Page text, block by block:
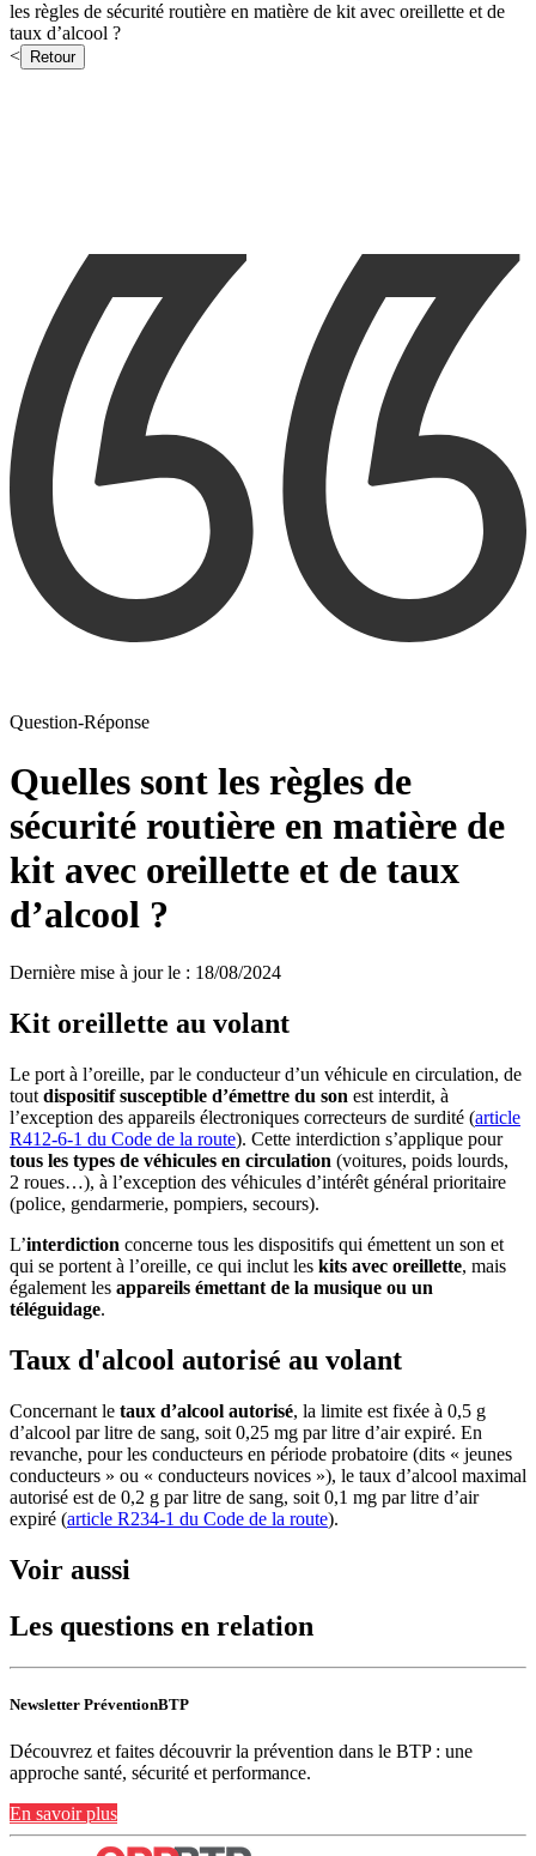
les règles de sécurité routière en matière de kit avec oreillette et de
taux d’alcool ?
<
Retour
Question-Réponse
Quelles sont les règles de
sécurité routière en matière de
kit avec oreillette et de taux
d’alcool ?
Dernière mise à jour le : 18/08/2024
Kit oreillette au volant
Le port à l’oreille, par le conducteur d’un véhicule en circulation, de
tout dispositif susceptible d’émettre du son est interdit, à
l’exception des appareils électroniques correcteurs de surdité (article
R412-6-1 du Code de la route). Cette interdiction s’applique pour
tous les types de véhicules en circulation (voitures, poids lourds,
2 roues…), à l’exception des véhicules d’intérêt général prioritaire
(police, gendarmerie, pompiers, secours).
L’interdiction concerne tous les dispositifs qui émettent un son et
qui se portent à l’oreille, ce qui inclut les kits avec oreillette, mais
également les appareils émettant de la musique ou un
téléguidage.
Taux d'alcool autorisé au volant
Concernant le taux d’alcool autorisé, la limite est fixée à 0,5 g
d’alcool par litre de sang, soit 0,25 mg par litre d’air expiré. En
revanche, pour les conducteurs en période probatoire (dits « jeunes
conducteurs » ou « conducteurs novices »), le taux d’alcool maximal
autorisé est de 0,2 g par litre de sang, soit 0,1 mg par litre d’air
expiré (article R234-1 du Code de la route).
Voir aussi
Les questions en relation
Newsletter PréventionBTP
Découvrez et faites découvrir la prévention dans le BTP : une
approche santé, sécurité et performance.
En savoir plus